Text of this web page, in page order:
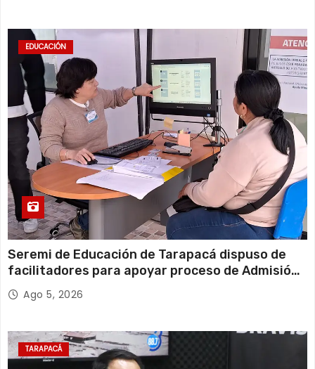
EDUCACIÓN
Seremi de Educación de Tarapacá dispuso de
facilitadores para apoyar proceso de Admisión
Escolar 2027
Ago 5, 2026
TARAPACÁ